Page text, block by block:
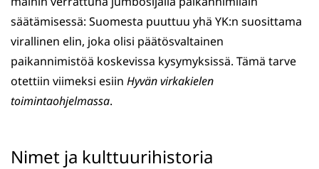
säätämisessä: Suomesta puuttuu yhä YK:n suosittama
virallinen elin, joka olisi päätösvaltainen
paikannimistöä koskevissa kysymyksissä. Tämä tarve
otettiin viimeksi esiin Hyvän virkakielen
toimintaohjelmassa.
Nimet ja kulttuurihistoria